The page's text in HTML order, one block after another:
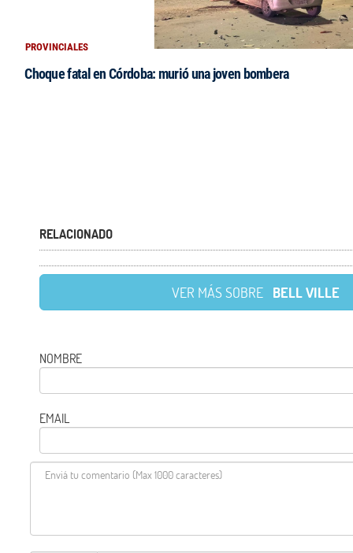
PROVINCIALES
Choque fatal en Córdoba: murió una joven bombera
RELACIONADO
VER MÁS SOBRE BELL VILLE
NOMBRE
EMAIL